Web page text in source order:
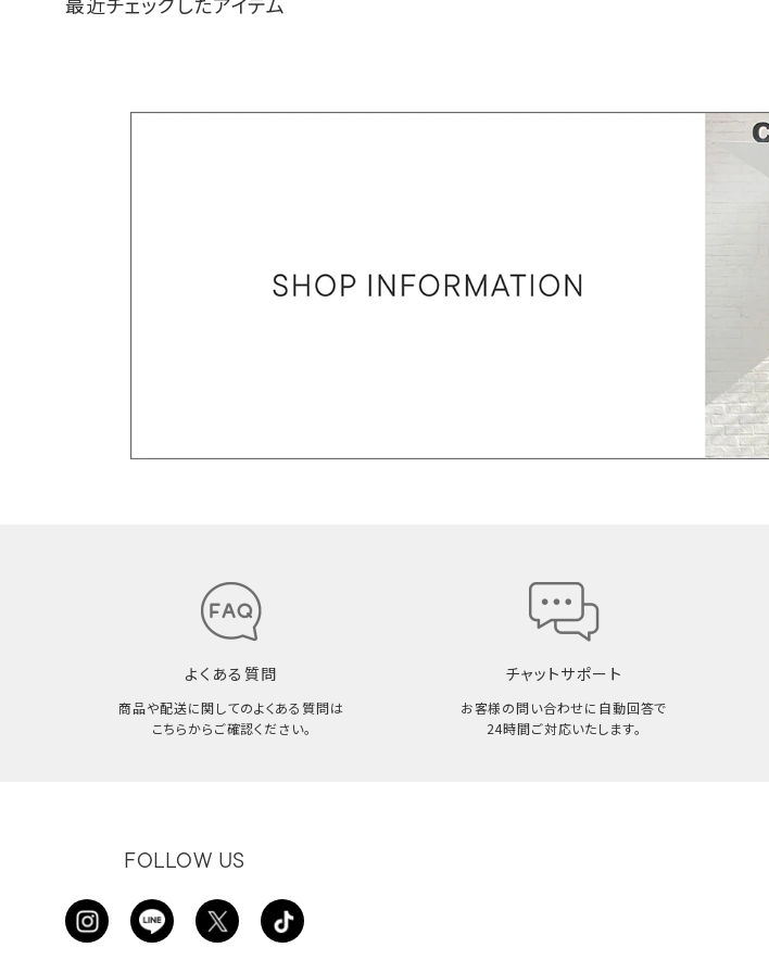
よくある質問
商品や配送に関してのよくある質問は
こちらからご確認ください。
チャットサポート
お客様の問い合わせに自動回答で
24時間ご対応いたします。
FOLLOW US